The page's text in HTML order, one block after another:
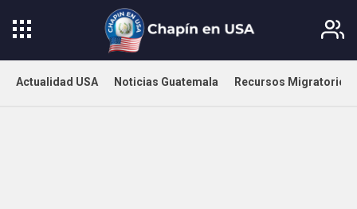
Actualidad USA Noticias Guatemala Recursos Migratorios